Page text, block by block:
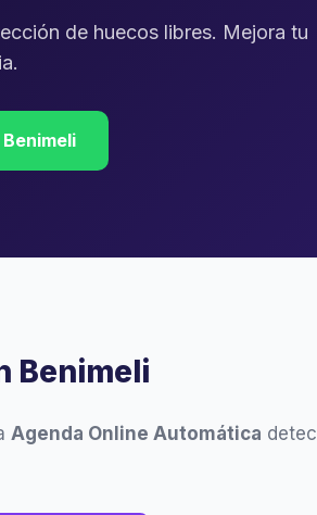
de huecos libres. Mejora tu
Benimeli
Agenda Online Automática